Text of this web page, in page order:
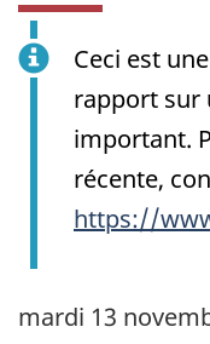
Ceci est
rapport sur
important.
récente,
https://
mardi 13